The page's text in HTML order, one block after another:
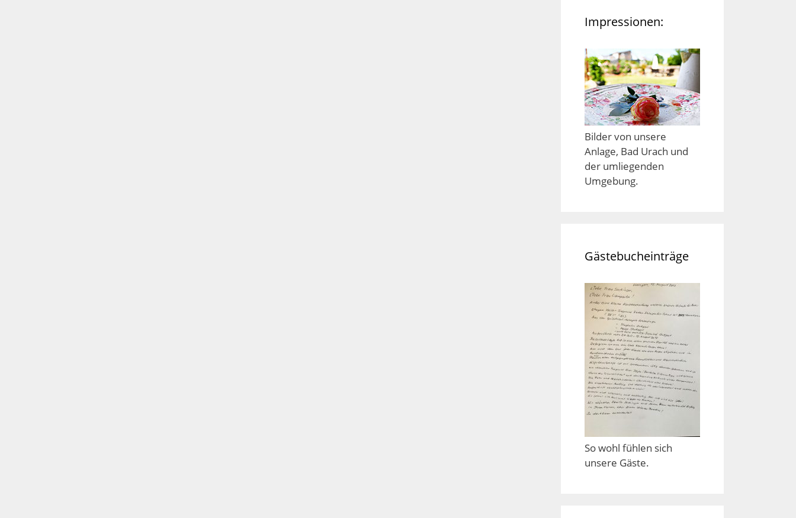
Impressionen:
Bilder von unsere
Anlage, Bad Urach und
der umliegenden
Umgebung.
Gästebucheinträge
So wohl fühlen sich
unsere Gäste.